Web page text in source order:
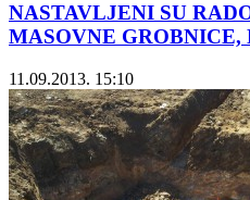
NASTAVLJENI SU
MASOVNE
11.09.2013. 15:10